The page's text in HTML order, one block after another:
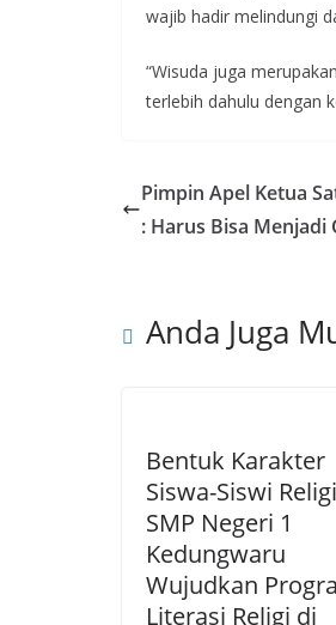
wajib hadir melindungi
“Wisuda juga
terlebih dahulu dengan
Pimpin Apel Ketua
: Harus Bisa Menjadi
Anda Juga
Bentuk Karakter
Siswa-Siswi
SMP Negeri 1
Kedungwaru
Wujudkan
Literasi Religi di